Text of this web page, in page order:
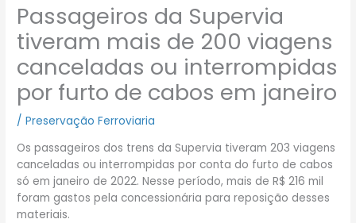
Passageiros da Supervia
tiveram mais de 200 viagens
canceladas ou interrompidas
por furto de cabos em janeiro
/Preservação Ferroviaria
Os passageiros dos trens da Supervia tiveram 203 viagens
canceladas ou interrompidas por conta do furto de cabos
só em janeiro de 2022. Nesse período, mais de R$ 216 mil
foram gastos pela concessionária para reposição desses
materiais.